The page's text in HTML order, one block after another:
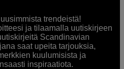
trendeistä!
ja tilaamalla uutiskirjeen
Scandinavian
saat upeita tarjouksia,
kuulumisista ja
inspiraatiota.